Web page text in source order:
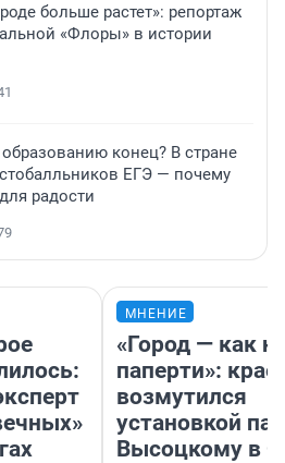
больше растет»: репортаж
«Флоры» в истории
конец? В стране
стобалльников ЕГЭ — почему
радости
МНЕНИЕ
«Город — как
паперти»:
возмутился
установкой
Высоцкому в